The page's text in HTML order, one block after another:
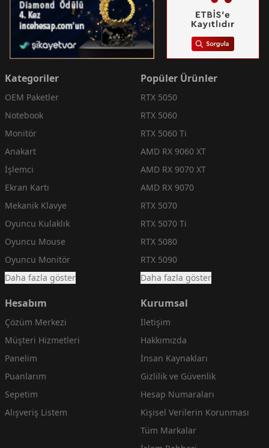
Kategoriler
OEM Paketler
Notebook
Monitör
Anakart
İşlemci
Ekran Kartı
Mekanik Klavye
Oyuncu Kulaklık
Oyuncu Mouse
Oyuncu Monitör
Daha fazla göster
Popüler Ürünler
RTX 5050
RTX 5060
RTX 5060 Ti
AMD RX 9060 XT
AMD RX 9070 XT
AMD RX 9070
RTX 5070
RTX 5070 Ti
RTX 5080
RTX 5090
Daha fazla göster
Hesabım
Çözüm Merkezi
Müşteri Hizmetleri
Panelim
Puanlarım
Sepetim
Alışveriş Listem
Kurumsal
İletişim
Hakkımızda
İnsan Kaynakları
Gizlilik ve Güvenlik
Hesap Numaraları
Kişisel Verilerin Korunması
Tüm Markalar